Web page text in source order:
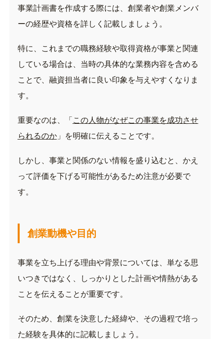
事業計画書を作成する際には、創業者や創業メンバ
ーの経歴や資格を詳しく記載しましょう。
特に、これまでの職務経験や取得資格が事業と関連
している場合は、当時の具体的な業務内容を含める
ことで、融資担当者に良い印象を与えやすくなりま
す。
重要なのは、 「 この人物がなぜこの事業を成功させ
られるのか」を明確に伝えることです。
しかし、事業と関係のない情報を盛り込むと、かえ
って評価を下げる可能性があるため注意が必要で
す。
創業動機や目的
事業を立ち上げる理由や背景については、単なる思
いつきではなく、しっかりとした計画や情熱がある
ことを伝えることが重要です。
そのため、創業を決意した経緯や、その過程で培っ
た経験を具体的に記載しましょう。